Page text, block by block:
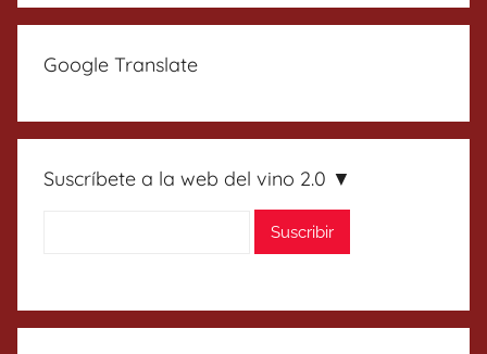
Google Translate
Suscríbete a la web del vino 2.0 ▼